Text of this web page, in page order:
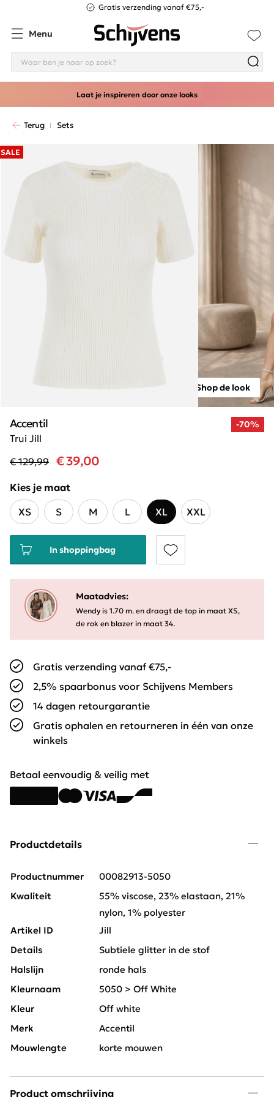
Gratis verzending vanaf €75,-
Menu
Laat je inspireren door onze looks
Terug Sets
SALE
Shop de look
-70%
Trui Jill
Accentil
€ 129,99 € 39,00
Kies je maat
XS
S M L XL XXL
In shoppingbag
Maatadvies:
Wendy is 1.70 m. en draagt de top in maat XS,
de rok en blazer in maat 34.
Gratis verzending vanaf €75,-
2,5% spaarbonus voor Schijvens Members
14 dagen retourgarantie
Gratis ophalen en retourneren in één van onze
winkels
Betaal eenvoudig & veilig met
Productdetails
Productnummer
00082913-5050
Kwaliteit
55% viscose, 23% elastaan, 21%
nylon, 1% polyester
Artikel ID
Jill
Details
Subtiele glitter in de stof
Halslijn
ronde hals
Kleurnaam
5050 > Off White
Kleur
Off white
Merk
Accentil
Mouwlengte
korte mouwen
Product omschrijving